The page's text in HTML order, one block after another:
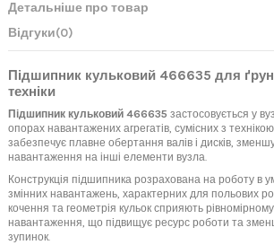
Детальніше про товар
Відгуки(0)
Підшипник кульковий 466635 для
техніки
Підшипник кульковий 466635 застосовується у
опорах навантажених агрегатів, сумісних з
забезпечує плавне обертання валів і дисків,
навантаження на інші елементи вузла.
Конструкція підшипника розрахована на роботу в
змінних навантажень, характерних для польових
кочення та геометрія кульок сприяють
навантаження, що підвищує ресурс роботи та
зупинок.